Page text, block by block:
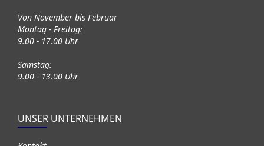
Von November bis Februar
Montag - Freitag:
9.00 - 17.00 Uhr
Samstag:
9.00 - 13.00 Uhr
UNSER UNTERNEHMEN